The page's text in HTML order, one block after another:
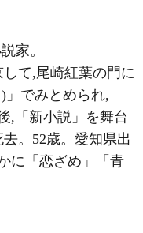
家。
て,尾崎紅葉の門に
」でみとめられ,
,「新小説」を舞台
。52歳。愛知県出
に「恋ざめ」「青